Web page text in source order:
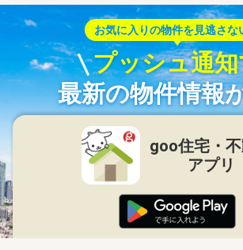
お気に入りの物件を見逃さな
プッシュ通
最新の物件情報
goo住宅・
アプリ